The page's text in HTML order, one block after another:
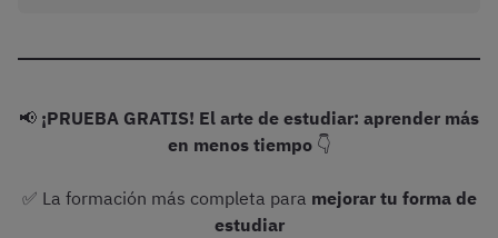
📢 ¡PRUEBA GRATIS! El arte de estudiar: aprender más
en menos tiempo👇
✅ La formación más completa para mejorar tu forma de
estudiar